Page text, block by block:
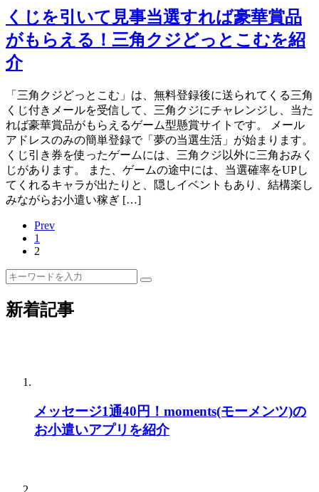
くじを引いて見事当選すれば豪華賞品
がもらえる！三角クジどっとこむを紹
介
「三角クジどっとこむ」は、無料登録後に送られてくる三角
くじ付きメールを受信して、三角クジにチャレンジし、当た
れば豪華賞品がもらえるゲーム型懸賞サイトです。 メール
アドレスのみの簡単登録で「夢の当選生活」が始まります。
くじ引き券を使ったゲームには、三角クジ以外に三角おみく
じがあります。 また、ゲームの途中には、当選確率をUPし
てくれるキャラが出たりと、隠しイベントもあり、結構楽し
みながらお小遣い稼ぎ […]
Prev
1
2
新着記事
メッセージ1通40円！moments(モーメンツ)の
お小遣いアプリを紹介